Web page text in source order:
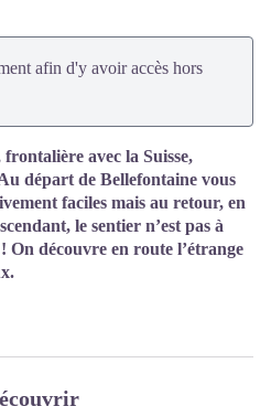
afin d'y avoir accès hors
avec la Suisse,
départ de Bellefontaine vous
faciles mais au retour, en
le sentier n’est pas à
On découvre en route l’étrange